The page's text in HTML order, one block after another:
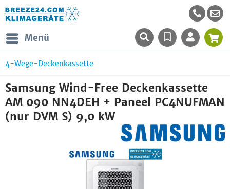
Menü
4-Wege-Deckenkassette
Samsung Wind-Free Deckenkassette
AM 090 NN4DEH + Paneel PC4NUFMAN
(nur DVM S) 9,0 kW